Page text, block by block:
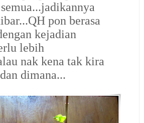
pon berasa
kejadian
lebih
nak kena tak kira
dimana...